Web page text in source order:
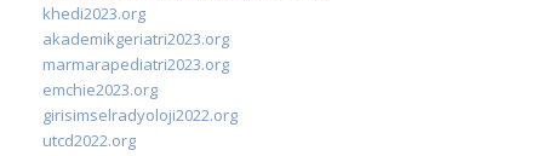
khedi2023.org
akademikgeriatri2023.org
marmarapediatri2023.org
emchie2023.org
girisimselradyoloji2022.org
utcd2022.org